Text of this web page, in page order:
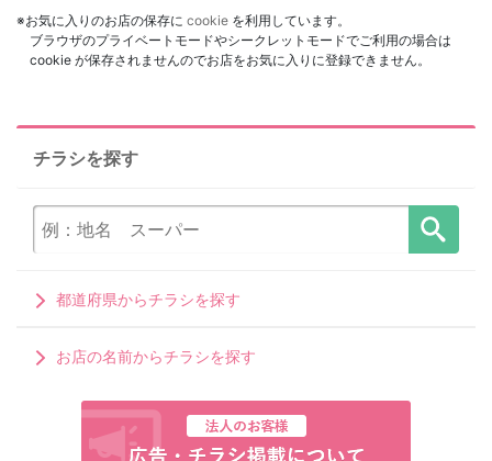
※お気に入りのお店の保存に cookie を利用しています。
ブラウザのプライベートモードやシークレットモードでご利用の場合は
cookie が保存されませんのでお店をお気に入りに登録できません。
チラシを探す
都道府県からチラシを探す
お店の名前からチラシを探す